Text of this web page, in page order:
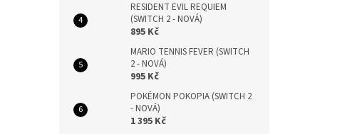
RESIDENT EVIL REQUIEM
(SWITCH 2 - NOVÁ)
895 Kč
MARIO TENNIS FEVER (SWITCH
2 - NOVÁ)
995 Kč
POKÉMON POKOPIA (SWITCH 2
- NOVÁ)
1 395 Kč